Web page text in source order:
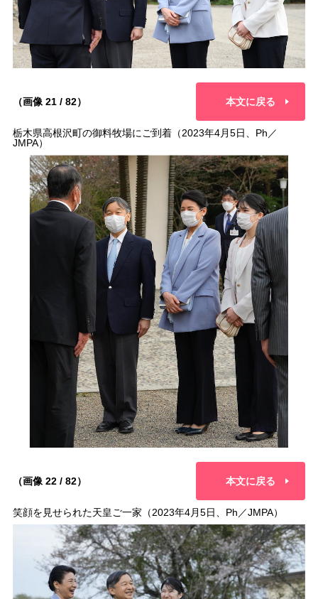
（画像 21 / 82） 本文に戻る
栃木県高根沢町の御料牧場にご到着（2023年4月5日、Ph／
JMPA）
（画像 22 / 82） 本文に戻る
笑顔を見せられた天皇ご一家（2023年4月5日、Ph／JMPA）